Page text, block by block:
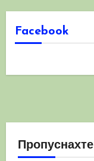
Facebook
Пропуснахте